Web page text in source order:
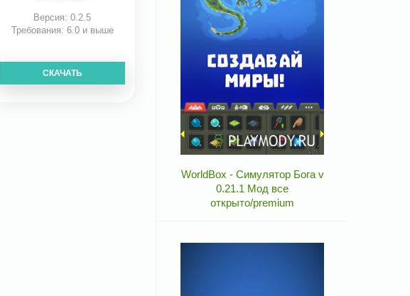
Версия: 0.2.5
Требования: 6.0 и выше
СКАЧАТЬ
WorldBox - Симулятор Бога v
0.21.1 Мод все
открыто/premium